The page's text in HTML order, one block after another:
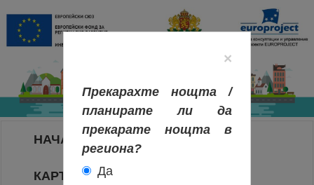
НАЧАЛО
КАРТА НА РЕГИОНИТЕ
×
Прекарахте нощта /
планирате ли да
прекарате нощта в
региона?
Да